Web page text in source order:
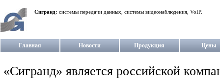
Сигранд: системы передачи данных, системы видеонаблюдения, VoIP.
Главная Новости Продукция Цены
«Сигранд» является российской